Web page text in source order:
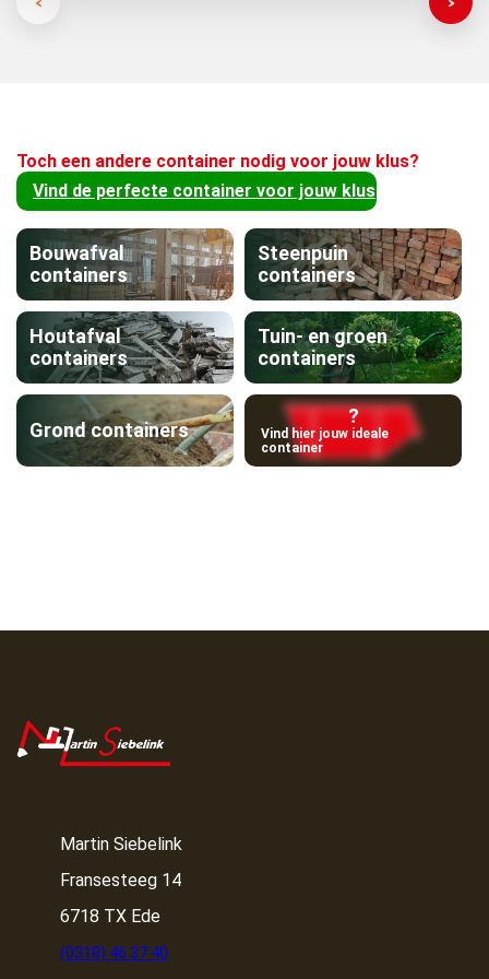
Toch een andere container nodig voor jouw klus?
Vind de perfecte container voor jouw klus
Bouwafval
containers
Steenpuin
containers
Houtafval
containers
Tuin- en groen
containers
Grond containers
?
Vind hier jouw ideale
container
Martin Siebelink
Fransesteeg 14
6718 TX Ede
(0318) 46 37 40